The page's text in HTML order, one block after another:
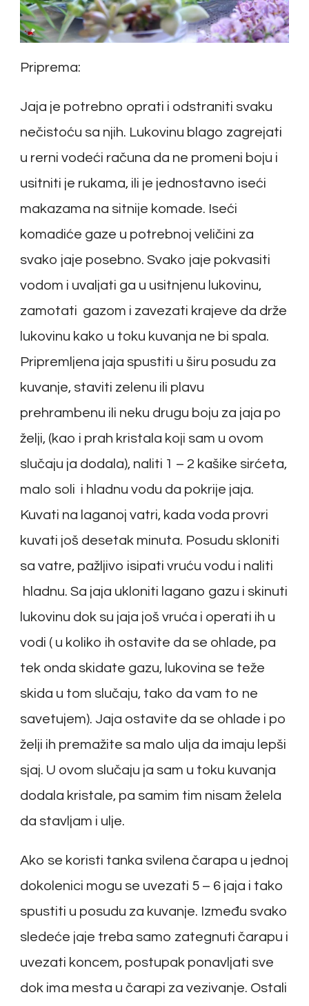
Priprema:
Jaja je potrebno oprati i odstraniti svaku
nečistoću sa njih. Lukovinu blago zagrejati
u rerni vodeći računa da ne promeni boju i
usitniti je rukama, ili je jednostavno iseći
makazama na sitnije komade. Iseći
komadiće gaze u potrebnoj veličini za
svako jaje posebno. Svako jaje pokvasiti
vodom i uvaljati ga u usitnjenu lukovinu,
zamotati gazom i zavezati krajeve da drže
lukovinu kako u toku kuvanja ne bi spala.
Pripremljena jaja spustiti u širu posudu za
kuvanje, staviti zelenu ili plavu
prehrambenu ili neku drugu boju za jaja po
želji, (kao i prah kristala koji sam u ovom
slučaju ja dodala), naliti 1 – 2 kašike sirćeta,
malo soli i hladnu vodu da pokrije jaja.
Kuvati na laganoj vatri, kada voda provri
kuvati još desetak minuta. Posudu skloniti
sa vatre, pažljivo isipati vruću vodu i naliti
hladnu. Sa jaja ukloniti lagano gazu i skinuti
lukovinu dok su jaja još vruća i operati ih u
vodi ( u koliko ih ostavite da se ohlade, pa
tek onda skidate gazu, lukovina se teže
skida u tom slučaju, tako da vam to ne
savetujem). Jaja ostavite da se ohlade i po
želji ih premažite sa malo ulja da imaju lepši
sjaj. U ovom slučaju ja sam u toku kuvanja
dodala kristale, pa samim tim nisam želela
da stavljam i ulje.
Ako se koristi tanka svilena čarapa u jednoj
dokolenici mogu se uvezati 5 – 6 jaja i tako
spustiti u posudu za kuvanje. Između svako
sledeće jaje treba samo zategnuti čarapu i
uvezati koncem, postupak ponavljati sve
dok ima mesta u čarapi za vezivanje. Ostali